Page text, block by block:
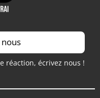
réaction, écrivez nous !